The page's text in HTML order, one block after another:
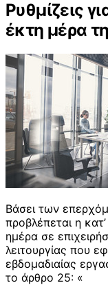
Ρυθμίζεις
έκτη μέρα
Βάσει των
προβλέπεται η
ημέρα σε
λειτουργίας που
εβδομαδιαίας
το άρθρο 25: «